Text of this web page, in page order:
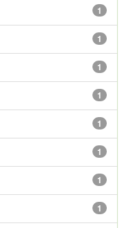
1
1
1
1
1
1
1
1